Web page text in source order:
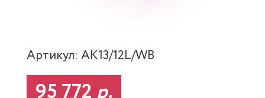
Артикул: AK13/12L/WB
95 772 р.